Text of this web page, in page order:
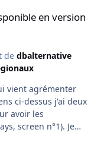
en version
de dbalternative
vient agrémenter
screen n°1). Je